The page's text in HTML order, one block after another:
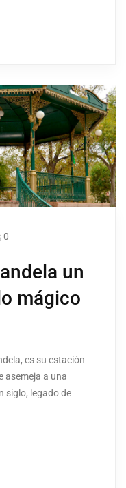
0
un
mágico
es su estación
asemeja a una
siglo, legado de